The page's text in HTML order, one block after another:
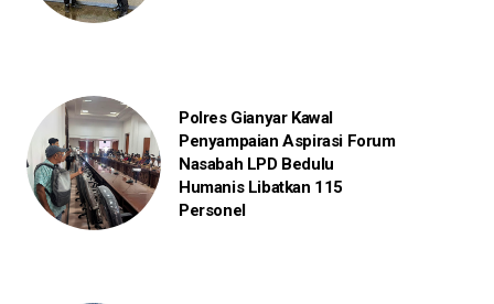
Polres Gianyar Kawal
Penyampaian Aspirasi Forum
Nasabah LPD Bedulu
Humanis Libatkan 115
Personel